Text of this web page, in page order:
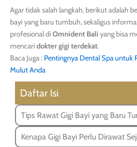
Agar tidak salah langkah, berikut adalah
bayi yang baru tumbuh, sekaligus
profesional diOmnident Bali yang bisa
mencaridokter gigi terdekat.
Baca Juga : Pentingnya Dental Spa untuk
Mulut Anda
Daftar Isi
Tips Rawat Gigi Bayi yang Baru
Kenapa Gigi Bayi Perlu Dirawat